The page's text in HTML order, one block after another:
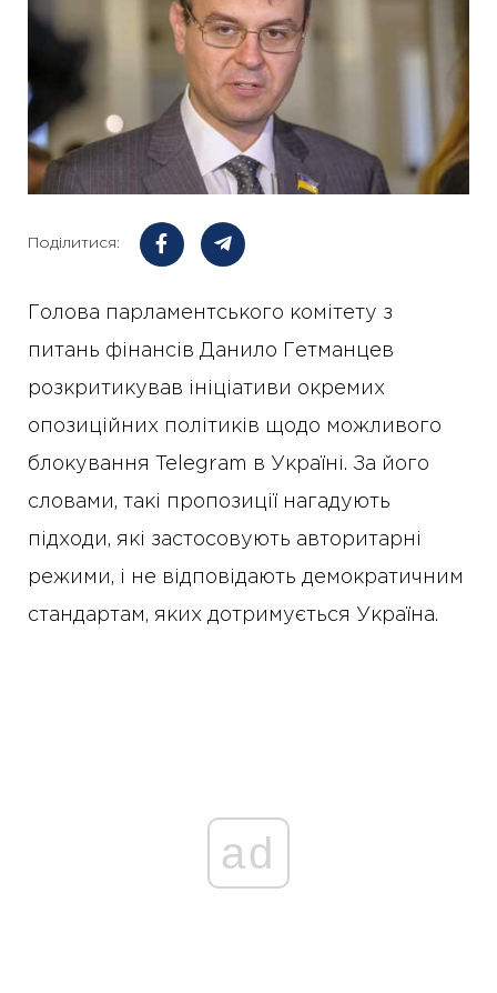
Поділитися:
Голова парламентського комітету з
питань фінансів Данило Гетманцев
розкритикував ініціативи окремих
опозиційних політиків щодо можливого
блокування Telegram в Україні. За його
словами, такі пропозиції нагадують
підходи, які застосовують авторитарні
режими, і не відповідають демократичним
стандартам, яких дотримується Україна.
ad